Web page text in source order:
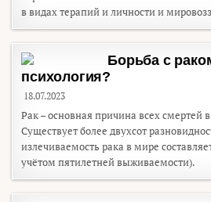
в видах терапий и личности и
Борьба с
психология?
18.07.2023
Рак – основная причина всех смертей в
Существует более двухсот
излечиваемость рака в мире
учётом пятилетней выживаемости).